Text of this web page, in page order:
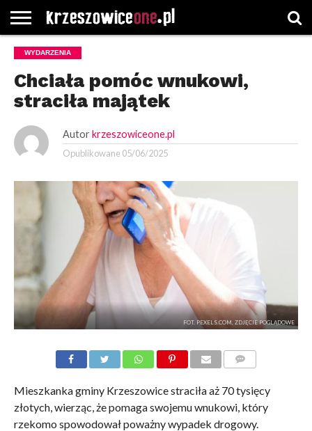
STRONA
GŁÓWNA
WYBORY
WYBIERZ
ROZKŁADY
GREGORCZYK
KONTAKT
WYDARZENIA
Chciała pomóc wnukowi,
straciła majątek
Autor krzeszowiceone.pl
Opublikowane 05/06/2025
FOT. PEXELS.COM, ZDJĘCIE POGLĄDOWE
Mieszkanka gminy Krzeszowice straciła aż 70 tysięcy
złotych, wierząc, że pomaga swojemu wnukowi, który
rzekomo spowodował poważny wypadek drogowy.